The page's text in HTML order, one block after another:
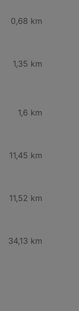
0,68 km
1,35 km
1,6 km
11,45 km
11,52 km
34,13 km